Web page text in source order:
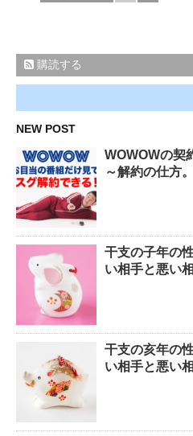
購読する
NEW POST
WOWOWの契
～解約の仕方
干支の子年の
い相手と悪い
干支の亥年の
い相手と悪い